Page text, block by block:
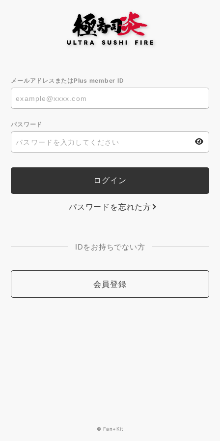
メールアドレスまたはPlus member ID
パスワード
パスワードを忘れた方
IDをお持ちでない方
会員登録
© Fan+Kit